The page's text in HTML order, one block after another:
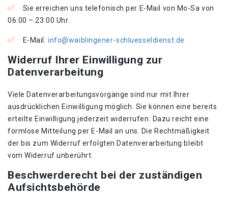
Sie erreichen uns telefonisch per E-Mail von Mo-Sa von
06:00 – 23:00 Uhr.
E-Mail:info@waiblingener-schluesseldienst.de
Widerruf Ihrer Einwilligung zur
Datenverarbeitung
Viele Datenverarbeitungsvorgänge sind nur mit Ihrer
ausdrücklichen Einwilligung möglich. Sie können eine bereits
erteilte Einwilligung jederzeit widerrufen. Dazu reicht eine
formlose Mitteilung per E-Mail an uns. Die Rechtmäßigkeit
der bis zum Widerruf erfolgten Datenverarbeitung bleibt
vom Widerruf unberührt.
Beschwerderecht bei der zuständigen
Aufsichtsbehörde